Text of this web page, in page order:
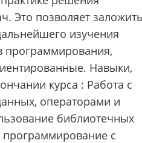
Это позволяет
изучения
программирования,
Навыки,
курса : Работа с
операторами и
библиотечных
программирование с